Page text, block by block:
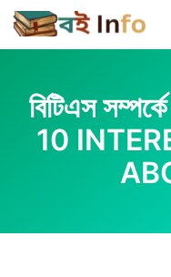
Skip
to
content
বিটিএস
10